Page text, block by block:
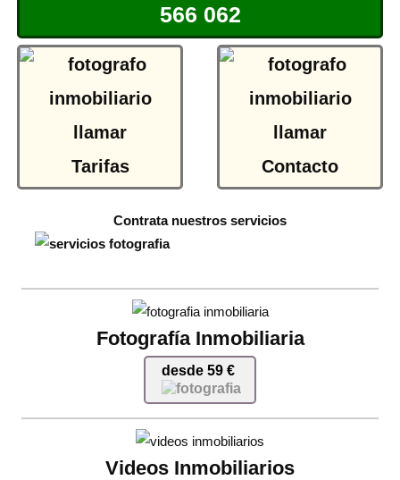
566 062
Tarifas Contacto
Contrata nuestros servicios
Fotografía Inmobiliaria
desde 59 €
Videos Inmobiliarios